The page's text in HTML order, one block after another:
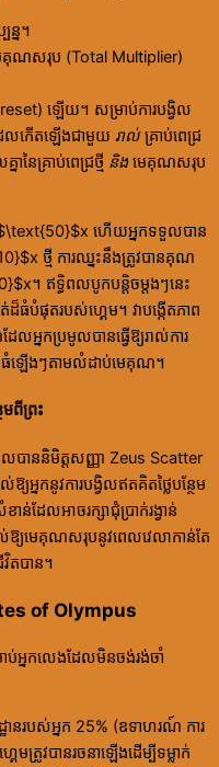
ន្ន។
មេគុណសរុប (Total Multiplier)
ឡើយ។ សម្រាប់ការបង្វិល
លកើតឡើងជាមួយ រាល់គ្រាប់ពេជ្រ
នៃគ្រាប់ពេជ្រថ្មី និងមេគុណសរុប
ហើយអ្នកទទួលបាន
ថ្មី ការឈ្នះនឹងត្រូវបានគុណ
។ ឥទ្ធិពលបូកបន្តិចម្តងៗនេះ
ធំបំផុតរបស់ហ្គេម។ វាបង្កើតភាព
អ្នកប្រមូលបានធ្វើឱ្យរាល់ការ
ែធំឡើងៗតាមលំដាប់មេគុណ។
ពីព្រះ
លបាននិមិត្តសញ្ញា Zeus Scatter
អ្នកនូវការបង្វិលឥតគិតថ្លៃបន្ថែម
ដែលអាចរក្សាជុំប្រាក់រង្វាន់
យមេគុណសរុបនូវពេលវេលាកាន់តែ
តបាន។
of Olympus
អ្នកលេងដែលមិនចង់រង់ចាំ
ឋានរបស់អ្នក 25% (ឧទាហរណ៍ ការ
មត្រូវបានរចនាឡើងដើម្បីទម្លាក់